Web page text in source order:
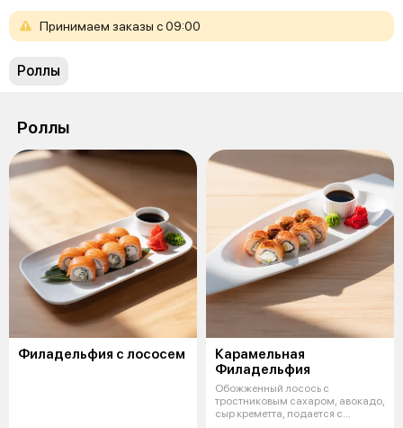
Принимаем заказы с09:00
Роллы
Роллы
Филадельфия с лососем
Карамельная
Филадельфия
Обожженный лосось с
тростниковым сахаром, авокадо,
сыр креметта, подается с